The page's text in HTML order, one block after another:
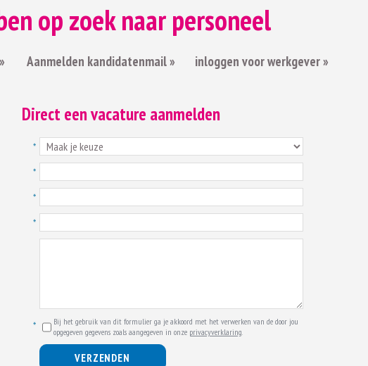
op zoek naar personeel
Aanmelden kandidatenmail » inloggen voor werkgever »
Direct een vacature aanmelden
Bij het gebruik van dit formulier ga je akkoord met het verwerken van de door jou
opgegeven gegevens zoals aangegeven in onze privacyverklaring.
VERZENDEN